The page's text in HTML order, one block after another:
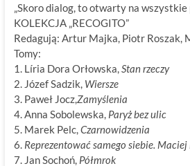
„Skoro dialog, to otwarty na wszystkie
KOLEKCJA „RECOGITO”
Redagują: Artur Majka, Piotr
Tomy:
1. Líria Dora Orłowska,Stan rzeczy
2. Józef Sadzik, Wiersze
3. Paweł Jocz,Zamyślenia
4. Anna Sobolewska, Paryż bez ulic
5. Marek Pelc,Czarnowidzenia
6. Reprezentować samego siebie.
7. Jan Sochoń, Półmrok